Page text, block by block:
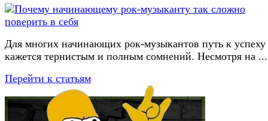
Для многих начинающих рок-музыкантов путь к успеху
кажется тернистым и полным сомнений. Несмотря на ...
Перейти к статьям